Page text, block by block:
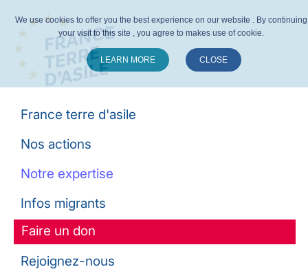
France terre d'asile
Nos actions
Notre expertise
Infos migrants
Faire un don
Rejoignez-nous
We use cookies to offer you the best experience on our website . By continuing
your visit to this site , you agree to makes use of cookie.
LEARN MORE CLOSE